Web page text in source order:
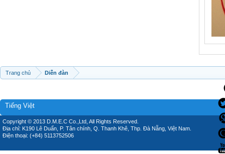
Trang chủ Diễn đàn
Tiếng Việt
Copyright © 2013 D.M.E.C Co.,Ltd, All Rights Reserved.
Địa chỉ: K190 Lê Duẩn, P. Tân chính, Q. Thanh Khê, Thp. Đà Nẵng, Việt Nam.
Điện thoại: (+84) 5113752506